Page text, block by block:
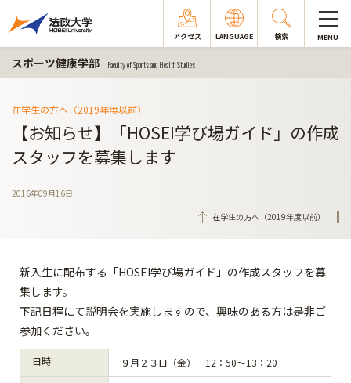
アクセス LANGUAGE 検索 MENU
スポーツ健康学部 Faculty of Sports and Health Studies
在学生の方へ（2019年度以前）
【お知らせ】「HOSEI学び場ガイド」の作成
スタッフを募集します
2016年09月16日
在学生の方へ（2019年度以前）
新入生に配布する「HOSEI学び場ガイド」の作成スタッフを募
集します。
下記日程にて説明会を実施しますので、興味のある方は是非ご
参加ください。
日時
９月２３日（金） 12：50～13：20